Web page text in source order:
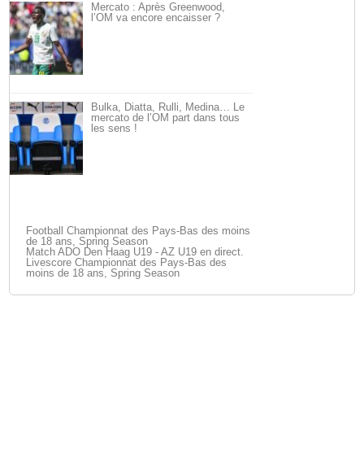
Mercato : Après Greenwood,
l’OM va encore encaisser ?
Bulka, Diatta, Rulli, Medina… Le
mercato de l’OM part dans tous
les sens !
Football Championnat des Pays-Bas des moins
de 18 ans, Spring Season
Match ADO Den Haag U19 - AZ U19 en direct.
Livescore Championnat des Pays-Bas des
moins de 18 ans, Spring Season